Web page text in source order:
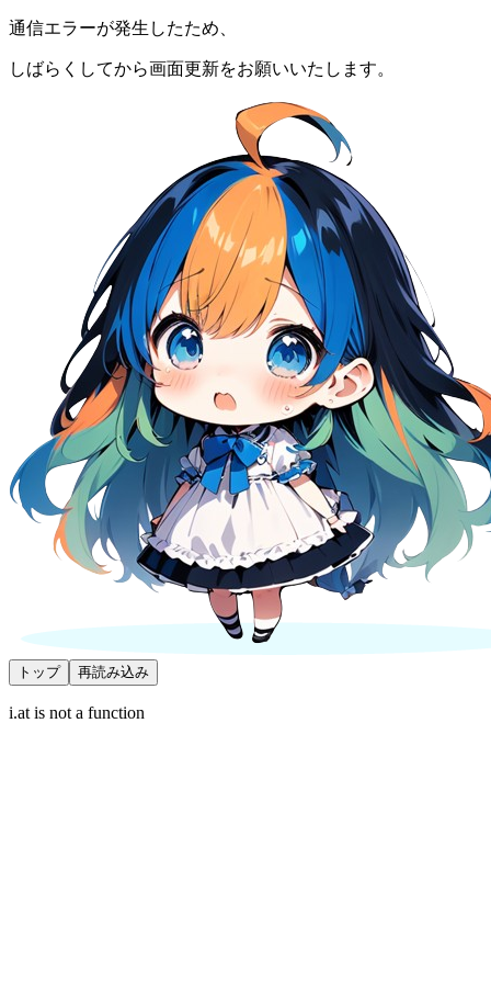
通信エラーが発生したため、
しばらくしてから画面更新をお願いいたします。
トップ 再読み込み
i.at is not a function